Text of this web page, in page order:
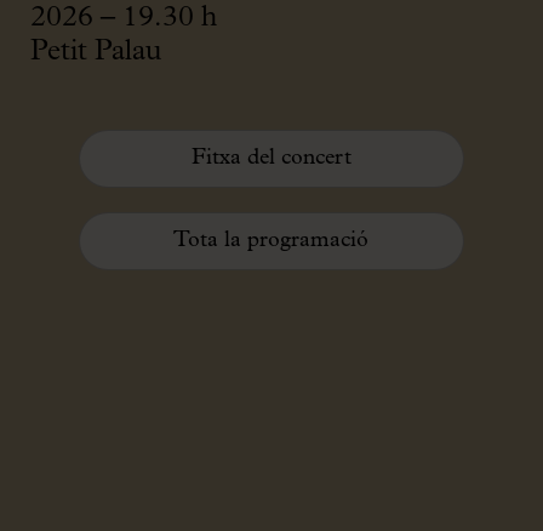
2026 – 19.30 h
Petit Palau
Fitxa del concert
Tota la programació